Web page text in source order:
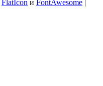
FlatIcon и FontAwesome |